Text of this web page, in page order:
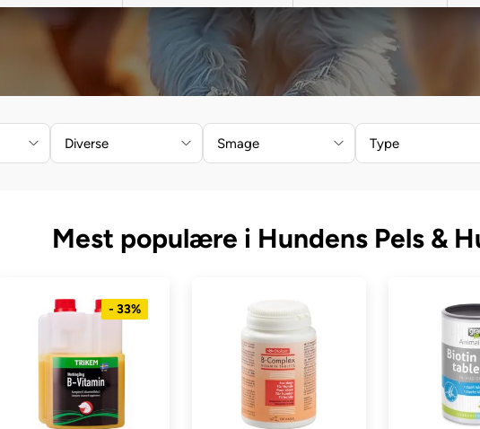
Diverse Smage Type
Mest populære i Hundens Pels &
- 33%